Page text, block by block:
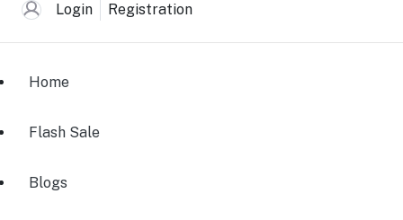
Login Registration
Home
Flash Sale
Blogs